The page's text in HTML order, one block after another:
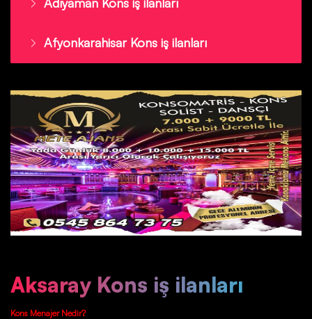
Afyonkarahisar Kons iş ilanları
Aksaray Kons iş ilanları
Kons Menajer Nedir?